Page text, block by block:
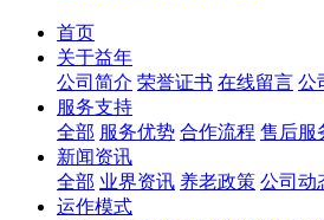
首页
关于益年
公司简介 荣誉证书 在线留言 公
服务支持
全部 服务优势 合作流程 售后服
新闻资讯
全部 业界资讯 养老政策 公司动
运作模式